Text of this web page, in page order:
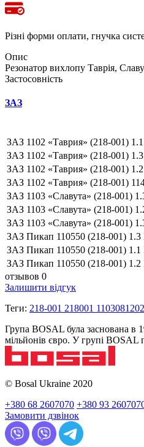
Різні форми оплати, гнучка
Опис
Резонатор вихлопу Таврія,
Застосовність
ЗАЗ
ЗАЗ 1102 «Таврия» (218-001)
ЗАЗ 1102 «Таврия» (218-001)
ЗАЗ 1102 «Таврия» (218-001)
ЗАЗ 1102 «Таврия» (218-001)
ЗАЗ 1103 «Славута» (218-001)
ЗАЗ 1103 «Славута» (218-001)
ЗАЗ 1103 «Славута» (218-001)
ЗАЗ Пикап 110550 (218-001) 1.3
ЗАЗ Пикап 110550 (218-001) 1.1
ЗАЗ Пикап 110550 (218-001) 1.2
отзывов 0
Залишити відгук
Теги: 218-001 218001
Група BOSAL була заснована в
мільйонів євро. У групі BOSAL
© Bosal Ukraine 2020
+380 68 2607070 +380 93
Замовити дзвінок